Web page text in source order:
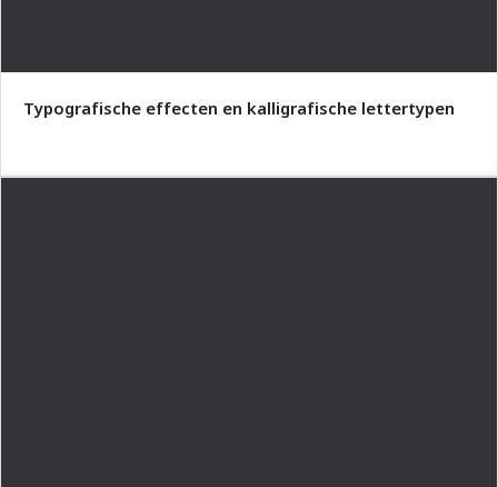
Typografische effecten en kalligrafische lettertypen